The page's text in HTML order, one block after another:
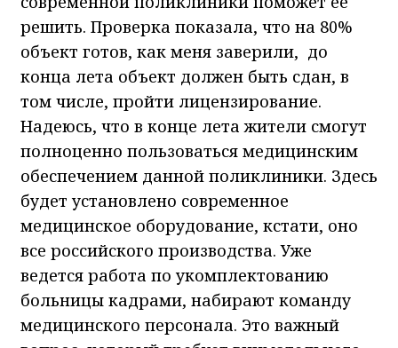
решить. Проверка показала, что на 80%
объект готов, как меня заверили, до
конца лета объект должен быть сдан, в
том числе, пройти лицензирование.
Надеюсь, что в конце лета жители смогут
полноценно пользоваться медицинским
обеспечением данной поликлиники. Здесь
будет установлено современное
медицинское оборудование, кстати, оно
все российского производства. Уже
ведется работа по укомплектованию
больницы кадрами, набирают команду
медицинского персонала. Это важный